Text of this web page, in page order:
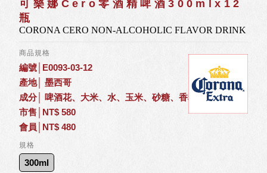
可樂娜Cero零酒精啤酒300mlx12
瓶
CORONA CERO NON-ALCOHOLIC FLAVOR DRINK
商品規格
編號│E0093-03-12
產地│ 墨西哥
成分│ 啤酒花、大米、水、玉米、砂糖、香料、麥芽
市售│NT$ 580
會員│NT$ 480
規格
300ml